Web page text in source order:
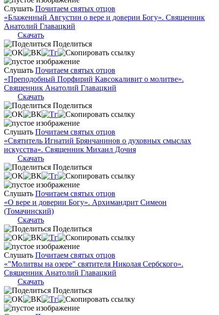
Слушать Почитаем святых отцов
«Блаженный Августин о вере и доверии Богу». Священник
Анатолий Главацкий
Скачать
Поделиться
Слушать Почитаем святых отцов
«Преподобный Порфирий Кавсокаливит о молитве».
Священник Анатолий Главацкий
Скачать
Поделиться
Слушать Почитаем святых отцов
«Святитель Игнатий Брянчанинов о духовных смыслах
искусства». Священник Михаил Дочия
Скачать
Поделиться
Слушать Почитаем святых отцов
«О вере и доверии Богу». Архимандрит Симеон
(Томачинский)
Скачать
Поделиться
Слушать Почитаем святых отцов
«"Молитвы на озере" святителя Николая Сербского».
Священник Анатолий Главацкий
Скачать
Поделиться